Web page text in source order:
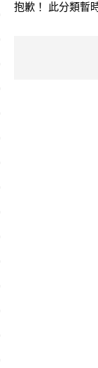
抱歉！ 此分類暫